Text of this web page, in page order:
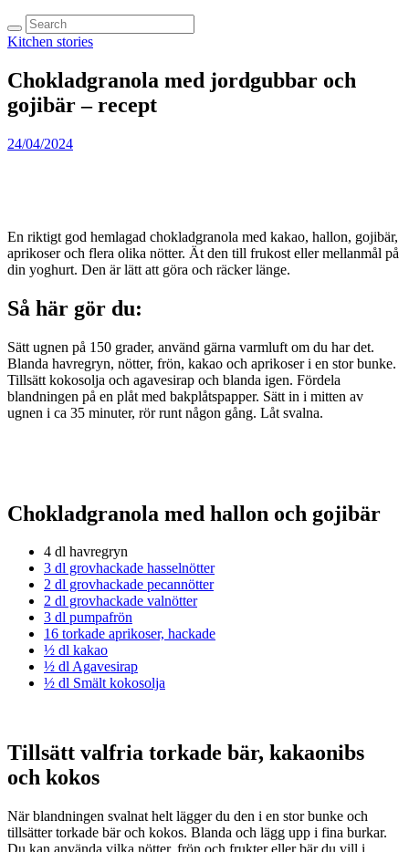
Kitchen stories
Chokladgranola med jordgubbar och
gojibär – recept
24/04/2024
En riktigt god hemlagad chokladgranola med kakao, hallon, gojibär,
aprikoser och flera olika nötter. Ät den till frukost eller mellanmål på
din yoghurt. Den är lätt att göra och räcker länge.
Så här gör du:
Sätt ugnen på 150 grader, använd gärna varmluft om du har det.
Blanda havregryn, nötter, frön, kakao och aprikoser i en stor bunke.
Tillsätt kokosolja och agavesirap och blanda igen. Fördela
blandningen på en plåt med bakplåtspapper. Sätt in i mitten av
ugnen i ca 35 minuter, rör runt någon gång. Låt svalna.
Chokladgranola med hallon och gojibär
4 dl havregryn
3 dl grovhackade hasselnötter
2 dl grovhackade pecannötter
2 dl grovhackade valnötter
3 dl pumpafrön
16 torkade aprikoser, hackade
½ dl kakao
½ dl Agavesirap
½ dl Smält kokosolja
Tillsätt valfria torkade bär, kakaonibs
och kokos
När blandningen svalnat helt lägger du den i en stor bunke och
tillsätter torkade bär och kokos. Blanda och lägg upp i fina burkar.